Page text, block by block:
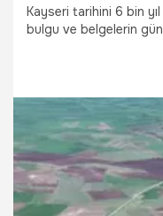
Kayseri tarihini 6 bin
bulgu ve belgelerin gün
arkeolojik bulguların,
günümüzden farklı
koyduğunu söyledi.
bölgede zeytin,
bölgelere ait ürünlerin
iklimin daha sıcak ve
olduğunu ifade etti.
9.07.2026 Vatan TV